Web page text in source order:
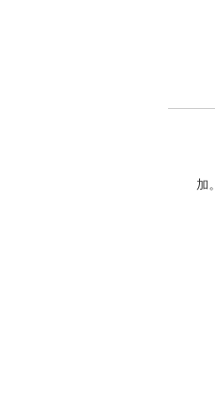
加。